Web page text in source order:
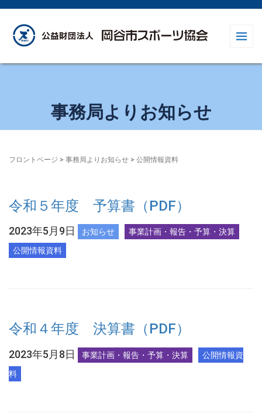
事務局よりお知らせ
フロントページ > 事務局よりお知らせ > 公開情報資料
令和５年度 予算書（PDF）
2023年5月9日 お知らせ
事業計画・報告・予算・決算
公開情報資料
令和４年度 決算書（PDF）
2023年5月8日 事業計画・報告・予算・決算
公開情報資
料